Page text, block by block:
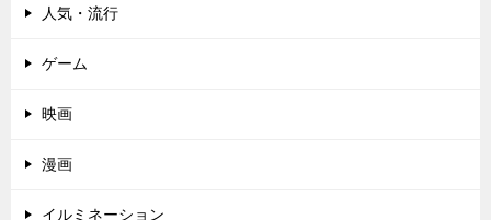
人気・流行
ゲーム
映画
漫画
イルミネーション